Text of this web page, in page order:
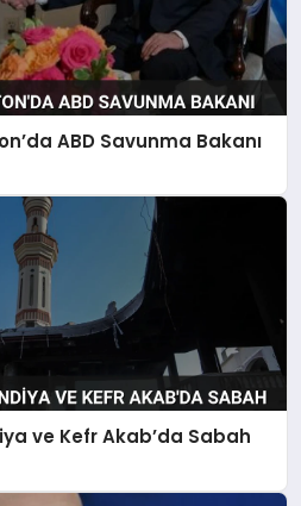
ABD Savunma Bakanı
ve Kefr Akab’da Sabah